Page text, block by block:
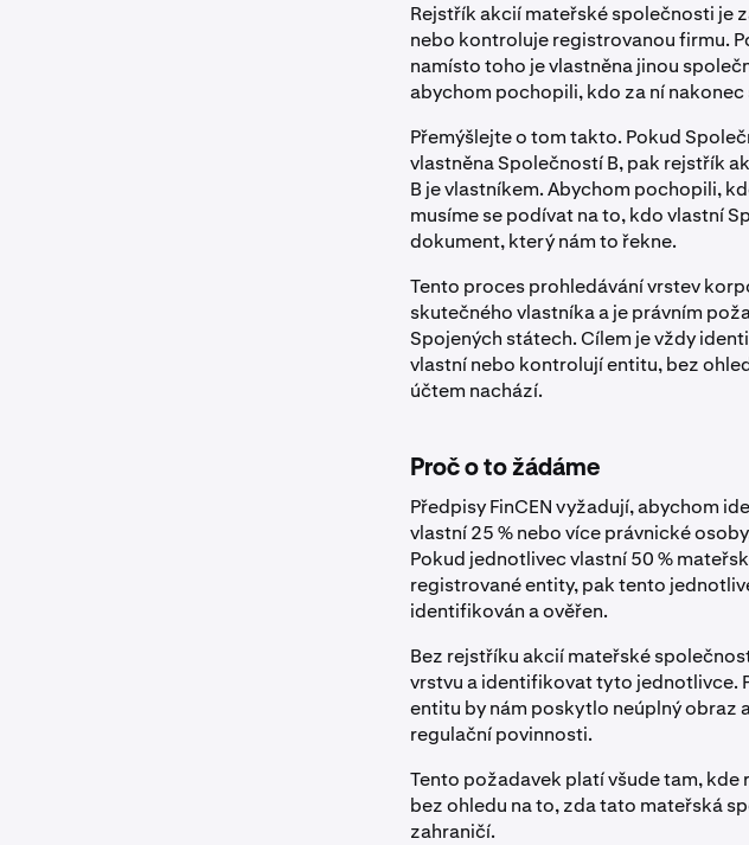
Rejstřík akcií mateřské společnosti je
nebo kontroluje registrovanou firmu.
namísto toho je vlastněna jinou
abychom pochopili, kdo za ní nakonec
Přemýšlejte o tom takto. Pokud
vlastněna Společností B, pak rejstřík
B je vlastníkem. Abychom pochopili,
musíme se podívat na to, kdo vlastní
dokument, který nám to řekne.
Tento proces prohledávání vrstev
skutečného vlastníka a je právním
Spojených státech. Cílem je vždy
vlastní nebo kontrolují entitu, bez
účtem nachází.
Proč o to žádáme
Předpisy FinCEN vyžadují, abychom
vlastní 25 % nebo více právnické
Pokud jednotlivec vlastní 50 %
registrované entity, pak tento
identifikován a ověřen.
Bez rejstříku akcií mateřské
vrstvu a identifikovat tyto jednotlivce.
entitu by nám poskytlo neúplný obraz
regulační povinnosti.
Tento požadavek platí všude tam,
bez ohledu na to, zda tato mateřská
zahraničí.